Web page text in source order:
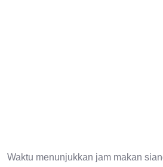
Waktu menunjukkan jam makan